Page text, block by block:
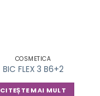
COSMETICA
BIC FLEX 3 B6+2
CITEȘTE MAI MULT